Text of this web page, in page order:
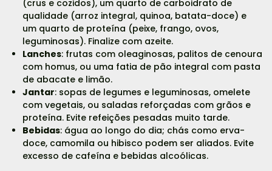
(crus e cozidos), um quarto de carboidrato de
qualidade (arroz integral, quinoa, batata-doce) e
um quarto de proteína (peixe, frango, ovos,
leguminosas). Finalize com azeite.
Lanches: frutas com oleaginosas, palitos de cenoura
com homus, ou uma fatia de pão integral com pasta
de abacate e limão.
Jantar: sopas de legumes e leguminosas, omelete
com vegetais, ou saladas reforçadas com grãos e
proteína. Evite refeições pesadas muito tarde.
Bebidas: água ao longo do dia; chás como erva-
doce, camomila ou hibisco podem ser aliados. Evite
excesso de cafeína e bebidas alcoólicas.